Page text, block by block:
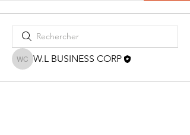
W.L BUSINESS CORP
W.L BUSINESS CORP